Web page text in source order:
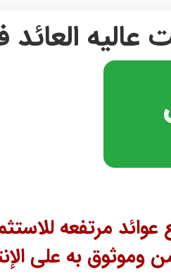
عالیه
مرتفعه
وموثوق به على